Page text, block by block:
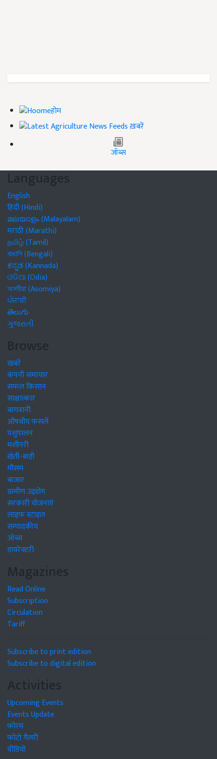
होम
ख़बरें
जॉब्स
Languages
English
हिंदी (Hindi)
മലയാളം (Malayalam)
मराठी (Marathi)
தமிழ் (Tamil)
বাঙালি (Bengali)
ಕನ್ನಡ (Kannada)
ଓଡିଆ (Odia)
অসমীয়া (Asomiya)
ਪੰਜਾਬੀ
తెలుగు
ગુજરાતી
Browse
खबरें
कंपनी समाचार
सफल किसान
साक्षात्कार
बागवानी
औषधीय फसलें
पशुपालन
मशीनरी
खेती-बाड़ी
मौसम
बाजार
ग्रामीण उद्द्योग
सरकारी योजनाएं
लाइफ स्टाइल
सम्पादकीय
जॉब्स
डायरेक्टरी
Magazines
Read Online
Subscription
Circulation
Tariff
Subscribe to print edition
Subscribe to digital edition
Activities
Upcoming Events
Events Update
फोरम
फोटो गैलरी
वीडियो